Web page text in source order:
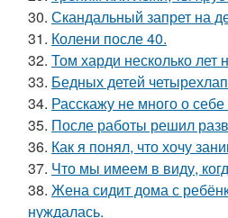
30. Скандальный запрет на
31. Колени после 40.
32. Том харди несколько лет
33. Бедных детей
34. Расскажу не много о
35. После работы решил
36. Как я понял, что хочу
37. Что мы имеем в виду,
38. Жена сидит дома с
нуждалась.